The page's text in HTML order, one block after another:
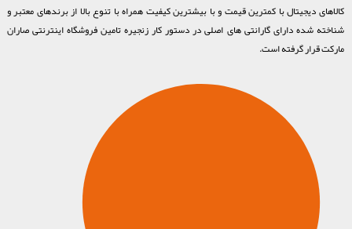
کالاهای دیجیتال با کمترین قیمت و با بیشترین کیفیت همراه با تنوع بالا از برندهای معتبر و
شناخته شده دارای گارانتی های اصلی در دستور کار زنجیره تامین فروشگاه اینترنتی صاران
مارکت قرار گرفته است.